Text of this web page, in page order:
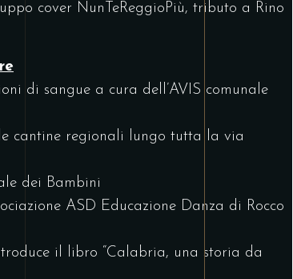
cover NunTeReggioPiù, tributo a Rino
di sangue a cura dell’AVIS comunale
cantine regionali lungo tutta la via
dei Bambini
ASD Educazione Danza di Rocco
il libro “Calabria, una storia da